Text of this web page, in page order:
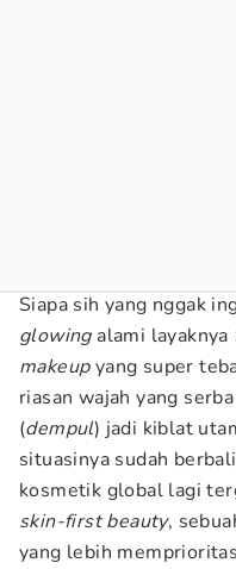
Siapa sih yang nggak
glowingalami layaknya
makeupyang super
riasan wajah yang serba
(dempul) jadi kiblat
situasinya sudah
kosmetik global lagi
skin-first beauty,
yang lebih